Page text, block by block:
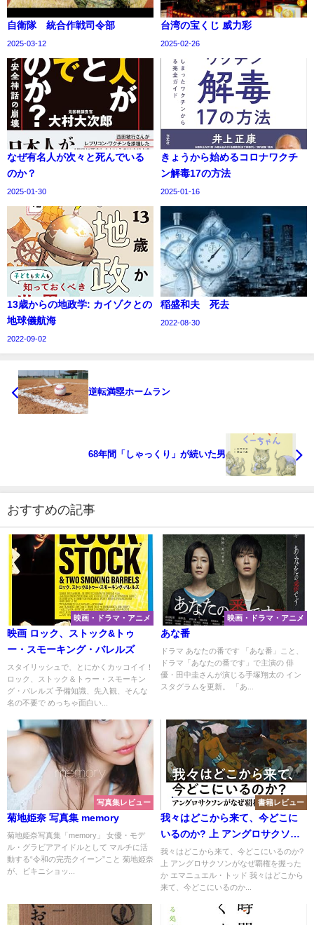
自衛隊 統合作戦司令部
2025-03-12
台湾の宝くじ 威力彩
2025-02-26
なぜ有名人が次々と死んでいる
のか？
2025-01-30
きょうから始めるコロナワクチ
ン解毒17の方法
2025-01-16
13歳からの地政学: カイゾクとの
地球儀航海
2022-09-02
稲盛和夫 死去
2022-08-30
逆転満塁ホームラン
68年間「しゃっくり」が続いた男
おすすめの記事
映画・ドラマ・アニメ
映画 ロック、ストック&トゥ
ー・スモーキング・バレルズ
スタイリッシュで、とにかくカッコイイ！
ロック、ストック＆トゥー・スモーキン
グ・バレルズ 予備知識、先入観、そんな
名の不要で めっちゃ面白い...
映画・ドラマ・アニメ
あな番
ドラマ あなたの番です 「あな番」こと、
ドラマ「あなたの番です」で主演の 俳
優・田中圭さんが演じる手塚翔太の イン
スタグラムを更新。 「あ...
写真集レビュー
菊地姫奈 写真集 memory
菊地姫奈写真集「memory」 女優・モデ
ル・グラビアアイドルとして マルチに活
動する“令和の完売クイーン”こと 菊地姫奈
が、ビキニショッ...
書籍レビュー
我々はどこから来て、今どこに
いるのか? 上 アングロサクソン
がなぜ覇権を握ったか
我々はどこから来て、今どこにいるのか?
上 アングロサクソンがなぜ覇権を握った
か エマニュエル・トッド 我々はどこから
来て、今どこにいるのか...